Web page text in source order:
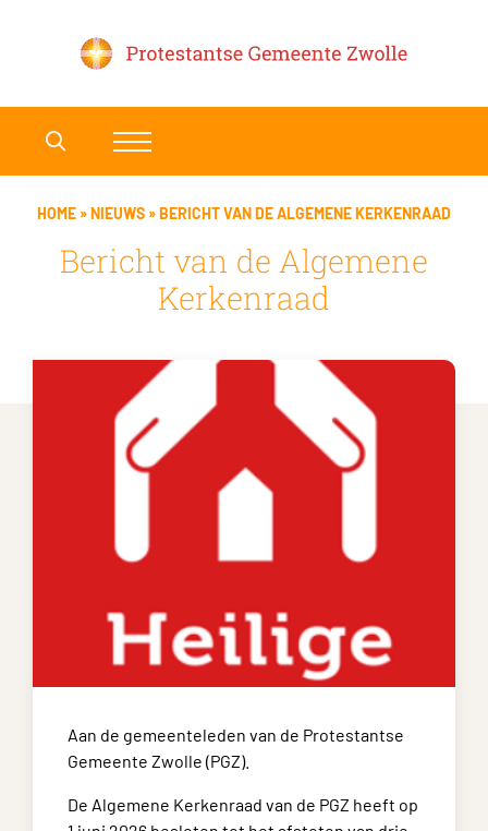
HOME »NIEUWS »BERICHT VAN DE ALGEMENE KERKENRAAD
Bericht van de Algemene
Kerkenraad
Aan de gemeenteleden van de Protestantse
Gemeente Zwolle (PGZ).
De Algemene Kerkenraad van de PGZ heeft op